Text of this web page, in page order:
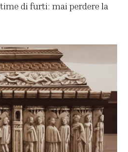
di furti: mai perdere la